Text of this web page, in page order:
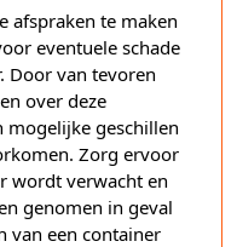
afspraken te maken
eventuele schade
Door van tevoren
over deze
geschillen
Zorg ervoor
wordt verwacht en
genomen in geval
van een container